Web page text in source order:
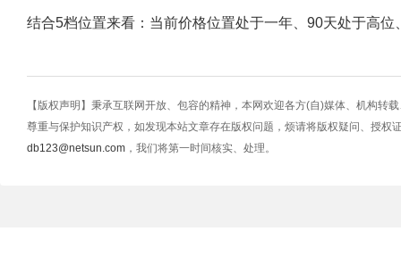
结合5档位置来看：当前价格位置处于一年、90天处于高
【版权声明】秉承互联网开放、包容的精神，本网欢迎各方(自)媒体、机构转
尊重与保护知识产权，如发现本站文章存在版权问题，烦请将版权疑问、授权
db123@netsun.com ，我们将第一时间核实、处理。